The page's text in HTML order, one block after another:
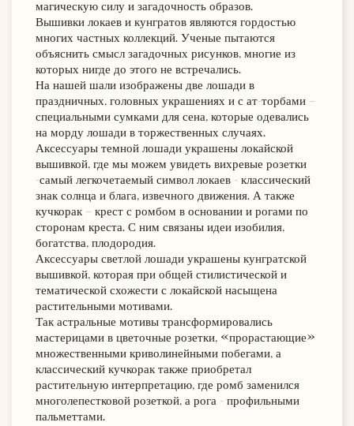
магическую силу и загадочность образов.
Вышивки локаев и кунгратов являются гордостью
многих частных коллекций. Ученые пытаются
объяснить смысл загадочных рисунков, многие из
которых нигде до этого не встречались.
На нашей шали изображены две лошади в
праздничных, головных украшениях и с ат-торбами –
специальными сумками для сена, которые одевались
на морду лошади в торжественных случаях.
Аксессуары темной лошади украшены локайской
вышивкой, где мы можем увидеть вихревые розетки
-самый легкочетаемый символ локаев - классический
знак солнца и блага, извечного движения. А также
кучкорак – крест с ромбом в основании и рогами по
сторонам креста. С ним связаны идеи изобилия,
богатства, плодородия.
Аксессуары светлой лошади украшены кунгратской
вышивкой, которая при общей стилистической и
тематической схожести с локайской насыщена
растительными мотивами.
Так астральные мотивы трансформировались
мастерицами в цветочные розетки, «прорастающие»
множественными криволинейными побегами, а
классический кучкорак также приобретал
растительную интерпретацию, где ромб заменился
многолепестковой розеткой, а рога - профильными
пальметтами.